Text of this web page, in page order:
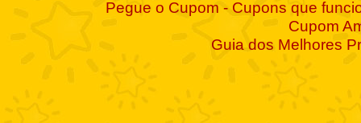
Pegue o Cupom - Cupons que
Cupom
Guia dos Melhores